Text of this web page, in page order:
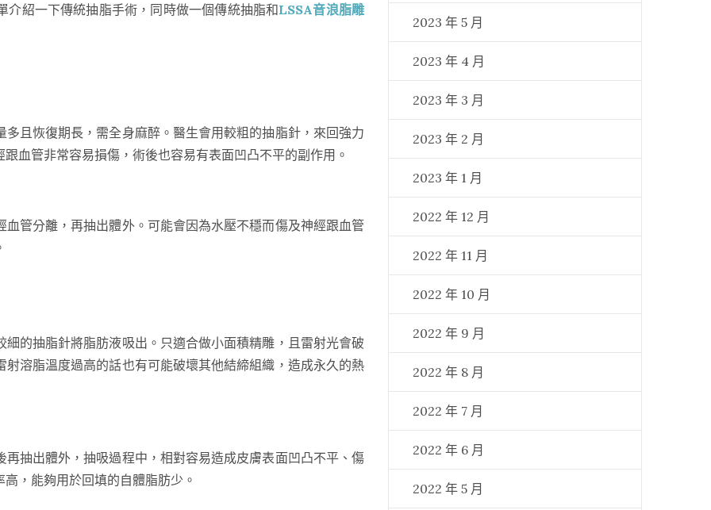
紹一下傳統抽脂手術，同時做一個傳統抽脂和LSSA音浪脂雕
且恢復期長，需全身麻醉。醫生會用較粗的抽脂針，來回強力
血管非常容易損傷，術後也容易有表面凹凸不平的副作用。
管分離，再抽出體外。可能會因為水壓不穩而傷及神經跟血管
的抽脂針將脂肪液吸出。只適合做小面積精雕，且雷射光會破
溶脂溫度過高的話也有可能破壞其他結締組織，造成永久的熱
抽出體外，抽吸過程中，相對容易造成皮膚表面凹凸不平、傷
，能夠用於回填的自體脂肪少。
2023 年 5 月
2023 年 4 月
2023 年 3 月
2023 年 2 月
2023 年 1 月
2022 年 12 月
2022 年 11 月
2022 年 10 月
2022 年 9 月
2022 年 8 月
2022 年 7 月
2022 年 6 月
2022 年 5 月